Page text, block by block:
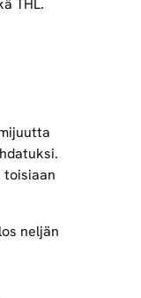
THL.
toisiaan
neljän